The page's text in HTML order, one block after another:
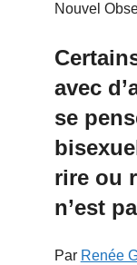
Nouvel
avec
se
rire ou
n’est
Par Renée